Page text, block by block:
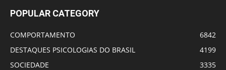
POPULAR CATEGORY
COMPORTAMENTO
6842
DESTAQUES PSICOLOGIAS DO BRASIL
4199
SOCIEDADE
3335